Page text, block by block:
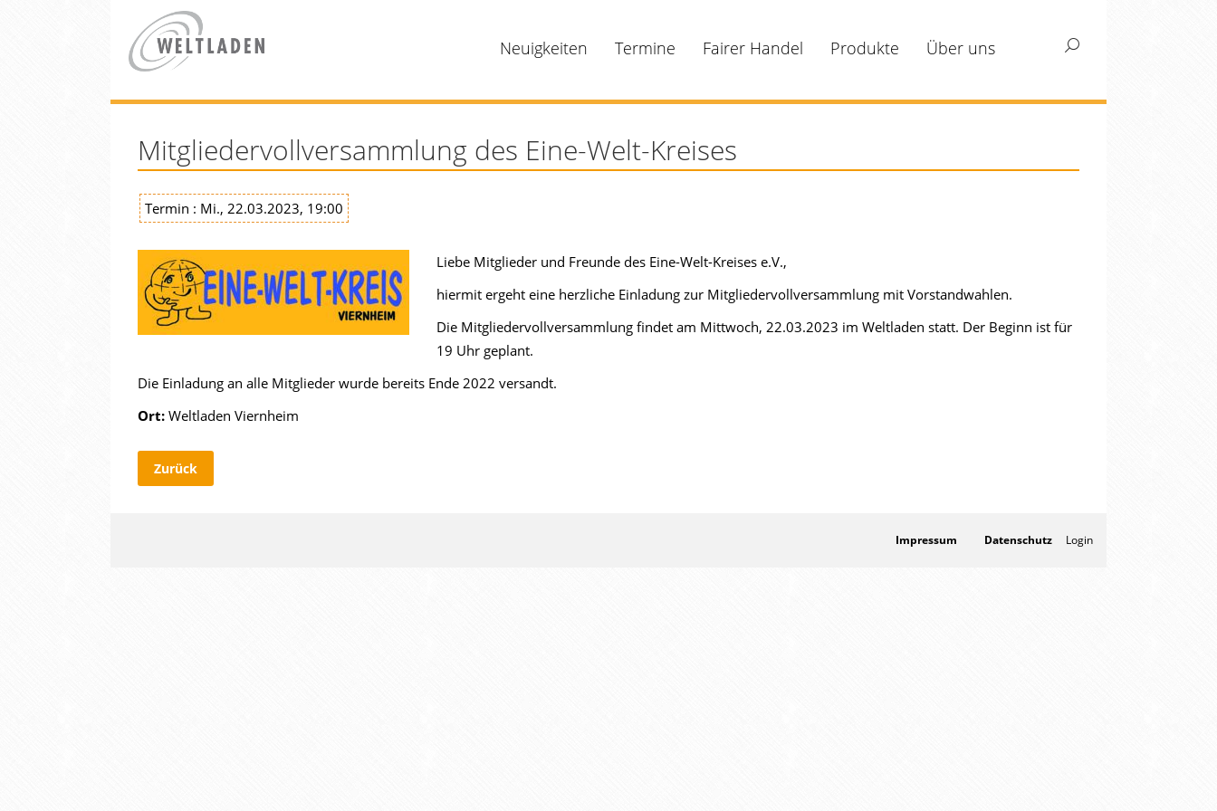
Neuigkeiten Termine Fairer Handel Produkte Über uns Search:
Mitgliedervollversammlung des Eine-Welt-Kreises
Termin : Mi., 22.03.2023, 19:00
Liebe Mitglieder und Freunde des Eine-Welt-Kreises e.V.,
hiermit ergeht eine herzliche Einladung zur Mitgliedervollversammlung mit Vorstandwahlen.
Die Mitgliedervollversammlung findet am Mittwoch, 22.03.2023 im Weltladen statt. Der Beginn ist für
19 Uhr geplant.
Die Einladung an alle Mitglieder wurde bereits Ende 2022 versandt.
Ort: Weltladen Viernheim
Zurück
Impressum Datenschutz Login